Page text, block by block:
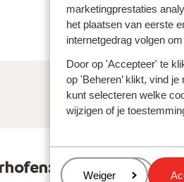
marketingprestaties
het plaatsen van eerste
internetgedrag volgen
Door op 'Accepteer' te
op 'Beheren’ klikt, vind
kunt selecteren welke
wijzigen of je
Beheren
Weiger
goed